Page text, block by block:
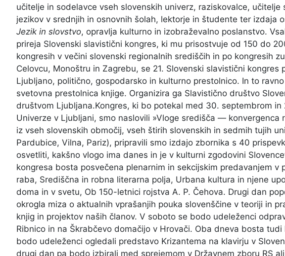
učitelje in sodelavce vseh slovenskih univerz, raziskovalce, učitelje
jezikov v srednjih in osnovnih šolah, lektorje in študente ter izdaja
Jezik in slovstvo, opravlja kulturno in izobraževalno poslanstvo.
prireja Slovenski slavistični kongres, ki mu prisostvuje od 150 do
kongresih v večini slovenski regionalnih središčih in po kongresih
Celovcu, Monoštru in Zagrebu, se 21. Slovenski slavistični
Ljubljano, politično, gospodarsko in kulturno prestolnico. In to
svetovna prestolnica knjige. Organizira ga Slavistično društvo
društvom Ljubljana.Kongres, ki bo potekal med 30. septembrom
Univerze v Ljubljani, smo naslovili »Vloge središča — konvergenca
iz vseh slovenskih območij, vseh štirih slovenskih in sedmih tujih
Pardubice, Vilna, Pariz), pripravili smo izdajo zbornika s 40
osvetliti, kakšno vlogo ima danes in je v kulturni zgodovini
kongresa bosta posvečena plenarnim in sekcijskim predavanjem v
raba, Središčna in robna literarna polja, Urbana kultura in njene
doma in v svetu, Ob 150-letnici rojstva A. P. Čehova. Drugi dan
okrogla miza o aktualnih vprašanjih pouka slovenščine v teoriji in
knjig in projektov naših članov. V soboto se bodo udeleženci
Ribnico in na Škrabčevo domačijo v Hrovači. Oba dneva bosta
bodo udeleženci ogledali predstavo Krizantema na klavirju v
drugi dan pa bodo izbirali med sprejemom v Državnem zboru RS